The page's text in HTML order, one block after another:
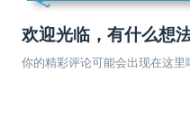
欢迎光临，有什么想
你的精彩评论可能会出现在这里